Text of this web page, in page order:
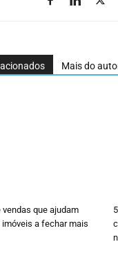
Mais do
que ajudam
a fechar mais